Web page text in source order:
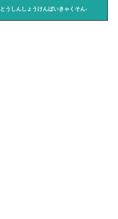
とうしんしょうけんばいきゃくそん-